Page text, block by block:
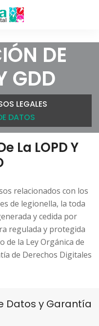
DE
GDD
LEGALES
DATOS
La LOPD Y
relacionados con los
de legionella, la toda
y cedida por
regulada y protegida
de la Ley Orgánica de
de Derechos Digitales
Datos y Garantía